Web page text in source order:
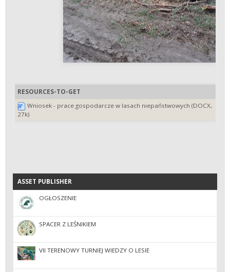
RESOURCES-TO-GET
Wniosek - prace gospodarcze w lasach niepaństwowych (DOCX,
27k)
ASSET PUBLISHER
ASSET PUBLISHER
OGŁOSZENIE
SPACER Z LEŚNIKIEM
VII TERENOWY TURNIEJ WIEDZY O LESIE